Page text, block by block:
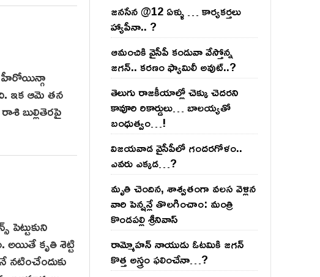
హీరోయిన్గా
ఇక ఆమె తన
బుల్లితెరపై
అయితే కృతి శెట్టి
నటించేందుకు
జనసేన @12 ఏళ్ళు … కార్యకర్తలు
హ్యాపీనా.. ?
ఆమంచికి వైసీపీ కండువా వేస్తోన్న
జ‌గ‌న్‌.. క‌ర‌ణం ఫ్యామిలీ అవుట్‌..?
తెలుగు రాజ‌కీయాల్లో చెక్కు చెద‌ర‌ని
కావూరి రికార్డులు… బాల‌య్యతో
బంధుత్వం…!
విజ‌య‌వాడ వైసీపీలో గంద‌ర‌గోళం..
ఎవ‌రు ఎక్క‌డ‌…?
మృతి చెందిన, శాశ్వతంగా వలస వెళ్లిన
వారి పెన్ష‌న్లే తొల‌గించాం: మంత్రి
కొండపల్లి శ్రీనివాస్
రామ్మోహ‌న్ నాయుడు ఓట‌మికి జ‌గ‌న్
కొత్త అస్త్రం ఫ‌లించేనా…?